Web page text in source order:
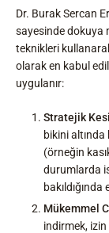
Dr. Burak Sercan
sayesinde dokuya
teknikleri
olarak en kabul
uygulanır:
Stratejik
bikini
(örneğin
durumlarda
Mükemmel
indirmek,